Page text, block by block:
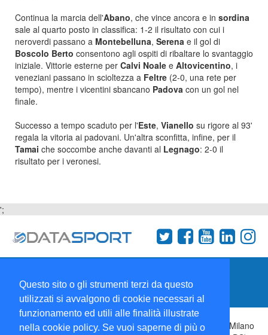
Questo sito o gli strumenti terzi da questo
utilizzati si avvalgono di cookie necessari al
funzionamento ed utili alle finalità illustrate
nella cookie policy. Se vuoi saperne di più o
Continua la marcia dell'Abano, che vince ancora e in sordina
sale al quarto posto in classifica: 1-2 il risultato con cui i
neroverdi passano a Montebelluna, Serena e il gol di
Boscolo Berto consentono agli ospiti di ribaltare lo svantaggio
iniziale. Vittorie esterne per Calvi Noale e Altovicentino, i
veneziani passano in scioltezza a Feltre (2-0, una rete per
tempo), mentre i vicentini sbancano Padova con un gol nel
finale.
Successo a tempo scaduto per l'Este, Vianello su rigore al 93'
regala la vitoria ai padovani. Un'altra sconfitta, infine, per il
Tamai che soccombe anche davanti al Legnago: 2-0 il
risultato per i veronesi.
';
Collabora con noi
Copyright 1995-2026 © Wise Srl Via Palmanova 8 20132 Milano